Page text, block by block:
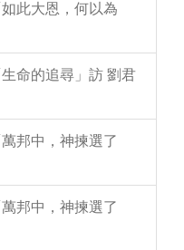
此大恩，何以為
命的追尋」訪 劉君
邦中，神揀選了
邦中，神揀選了